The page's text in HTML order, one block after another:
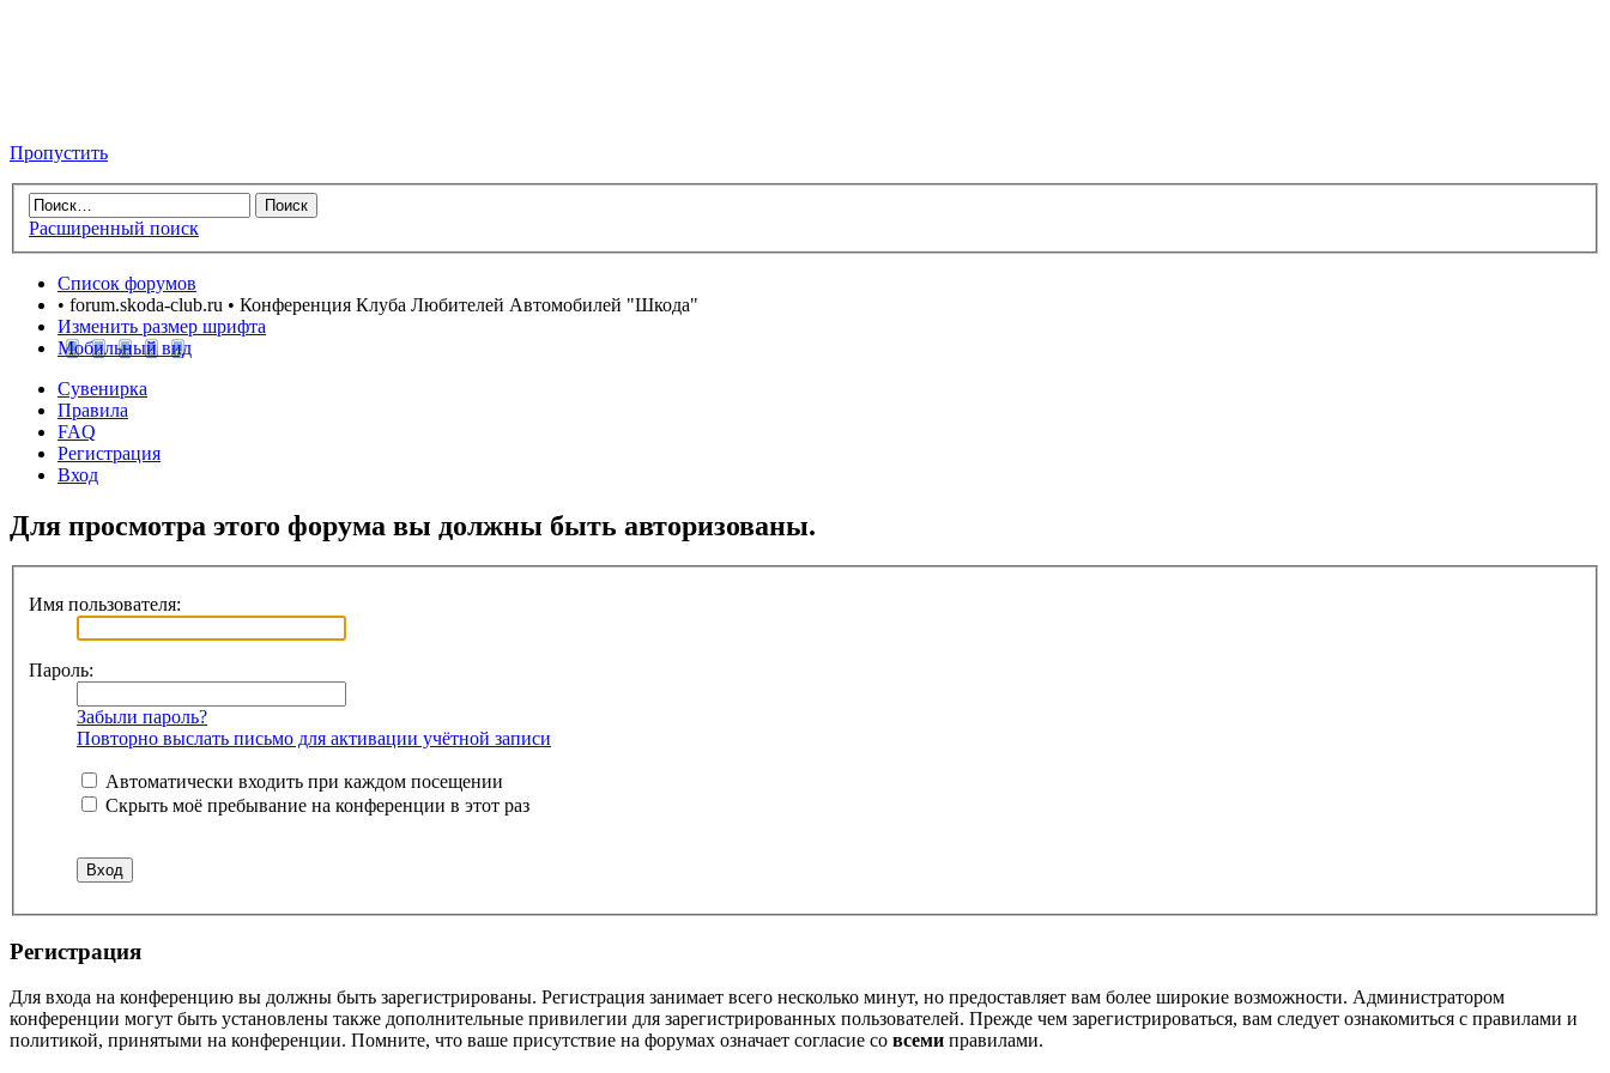
Пропустить
Расширенный поиск
Список форумов
• forum.skoda-club.ru • Конференция Клуба Любителей Автомобилей "Шкода"
Изменить размер шрифта
Мобильный вид
Сувенирка
Правила
FAQ
Регистрация
Вход
Для просмотра этого форума вы должны быть авторизованы.
Имя пользователя:
Пароль:
Забыли пароль?
Повторно выслать письмо для активации учётной записи
Автоматически входить при каждом посещении
Скрыть моё пребывание на конференции в этот раз
Регистрация
Для входа на конференцию вы должны быть зарегистрированы. Регистрация занимает всего несколько минут, но предоставляет вам более широкие возможности. Администратором
конференции могут быть установлены также дополнительные привилегии для зарегистрированных пользователей. Прежде чем зарегистрироваться, вам следует ознакомиться с правилами и
политикой, принятыми на конференции. Помните, что ваше присутствие на форумах означает согласие со всеми правилами.